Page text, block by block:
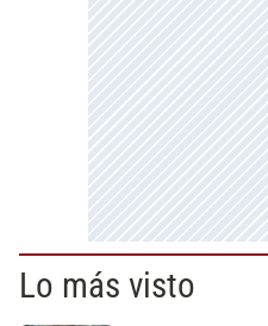
Lo más visto